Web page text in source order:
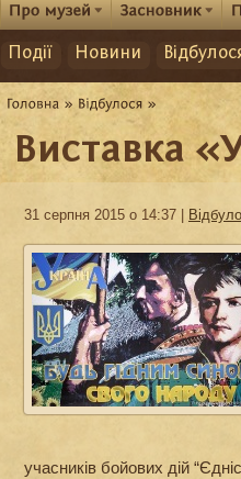
Події Новини
Виставка
31 серпня 2015 о 14:37 |
учасників бойових дій